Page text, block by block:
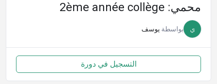
محمي: 2ème année collège
ي بواسطة يوسف
التسجيل في دورة